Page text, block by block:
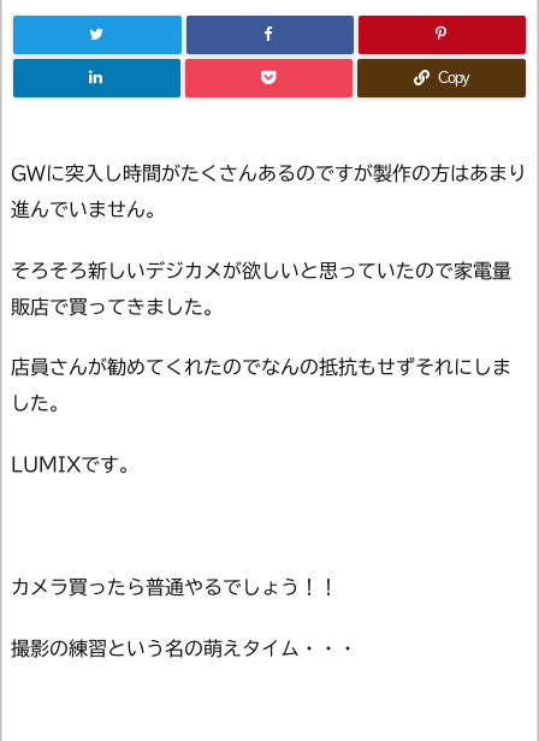
Copy
GWに突入し時間がたくさんあるのですが製作の方はあまり
進んでいません。
そろそろ新しいデジカメが欲しいと思っていたので家電量
販店で買ってきました。
店員さんが勧めてくれたのでなんの抵抗もせずそれにしま
した。
LUMIXです。
カメラ買ったら普通やるでしょう！！
撮影の練習という名の萌えタイム・・・